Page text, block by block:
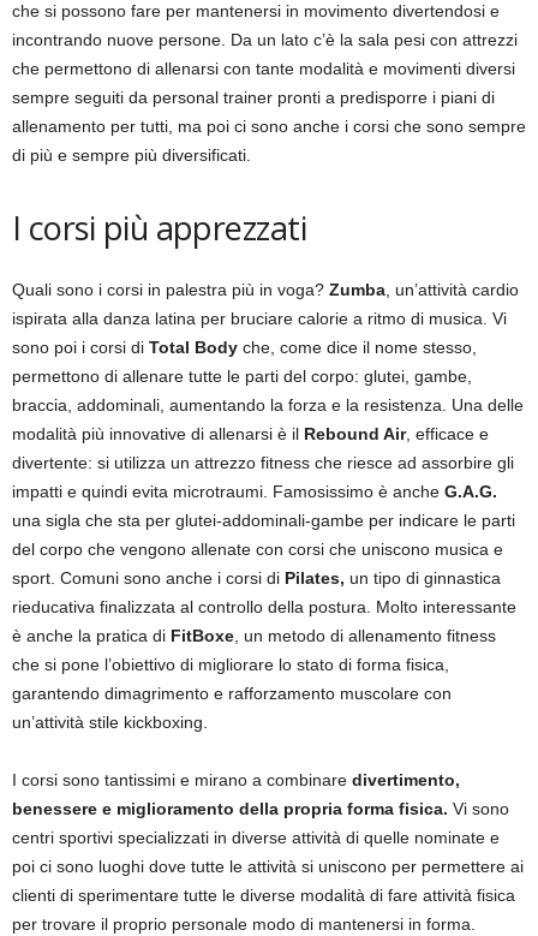
che si possono fare per mantenersi in movimento divertendosi e
incontrando nuove persone. Da un lato c’è la sala pesi con attrezzi
che permettono di allenarsi con tante modalità e movimenti diversi
sempre seguiti da personal trainer pronti a predisporre i piani di
allenamento per tutti, ma poi ci sono anche i corsi che sono sempre
di più e sempre più diversificati.
I corsi più apprezzati
Quali sono i corsi in palestra più in voga? Zumba, un’attività cardio
ispirata alla danza latina per bruciare calorie a ritmo di musica. Vi
sono poi i corsi di Total Body che, come dice il nome stesso,
permettono di allenare tutte le parti del corpo: glutei, gambe,
braccia, addominali, aumentando la forza e la resistenza. Una delle
modalità più innovative di allenarsi è il Rebound Air, efficace e
divertente: si utilizza un attrezzo fitness che riesce ad assorbire gli
impatti e quindi evita microtraumi. Famosissimo è anche G.A.G.
una sigla che sta per glutei-addominali-gambe per indicare le parti
del corpo che vengono allenate con corsi che uniscono musica e
sport. Comuni sono anche i corsi di Pilates, un tipo di ginnastica
rieducativa finalizzata al controllo della postura. Molto interessante
è anche la pratica di FitBoxe, un metodo di allenamento fitness
che si pone l’obiettivo di migliorare lo stato di forma fisica,
garantendo dimagrimento e rafforzamento muscolare con
un’attività stile kickboxing.
I corsi sono tantissimi e mirano a combinare divertimento,
benessere e miglioramento della propria forma fisica. Vi sono
centri sportivi specializzati in diverse attività di quelle nominate e
poi ci sono luoghi dove tutte le attività si uniscono per permettere ai
clienti di sperimentare tutte le diverse modalità di fare attività fisica
per trovare il proprio personale modo di mantenersi in forma.